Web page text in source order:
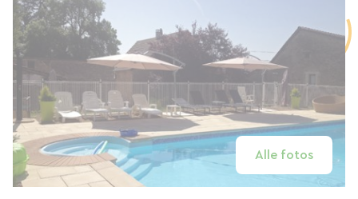
Alle fotos